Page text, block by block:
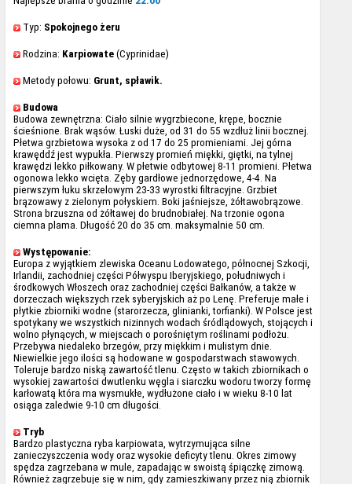
Typ: Spokojnego żeru
Rodzina: Karpiowate (Cyprinidae)
Metody połowu: Grunt, spławik.
Budowa
Budowa zewnętrzna: Ciało silnie wygrzbiecone, krępe, bocznie
ścieśnione. Brak wąsów. Łuski duże, od 31 do 55 wzdłuż linii bocznej.
Płetwa grzbietowa wysoka z od 17 do 25 promieniami. Jej górna
krawęddź jest wypukła. Pierwszy promień miękki, giętki, na tylnej
krawędzi lekko piłkowany. W płetwie odbytowej 8-11 promieni. Płetwa
ogonowa lekko wcięta. Zęby gardłowe jednorzędowe, 4-4. Na
pierwszym łuku skrzelowym 23-33 wyrostki filtracyjne. Grzbiet
brązowawy z zielonym połyskiem. Boki jaśniejsze, żółtawobrązowe.
Strona brzuszna od żółtawej do brudnobiałej. Na trzonie ogona
ciemna plama. Długość 20 do 35 cm. maksymalnie 50 cm.
Występowanie:
Europa z wyjątkiem zlewiska Oceanu Lodowatego, północnej Szkocji,
Irlandii, zachodniej części Półwyspu Iberyjskiego, południwych i
środkowych Włoszech oraz zachodniej części Bałkanów, a także w
dorzeczach większych rzek syberyjskich aż po Lenę. Preferuje małe i
płytkie zbiorniki wodne (starorzecza, glinianki, torfianki). W Polsce jest
spotykany we wszystkich nizinnych wodach śródlądowych, stojących i
wolno płynących, w miejscach o porośniętym roślinami podłożu.
Przebywa niedaleko brzegów, przy miękkim i mulistym dnie.
Niewielkie jego ilości są hodowane w gospodarstwach stawowych.
Toleruje bardzo niską zawartość tlenu. Często w takich zbiornikach o
wysokiej zawartości dwutlenku węgla i siarczku wodoru tworzy formę
karłowatą która ma wysmukłe, wydłużone ciało i w wieku 8-10 lat
osiąga zaledwie 9-10 cm długości.
Tryb
Bardzo plastyczna ryba karpiowata, wytrzymująca silne
zanieczyszczenia wody oraz wysokie deficyty tlenu. Okres zimowy
spędza zagrzebana w mule, zapadając w swoistą śpiączkę zimową.
Również zagrzebuje się w nim, gdy zamieszkiwany przez nią zbiornik